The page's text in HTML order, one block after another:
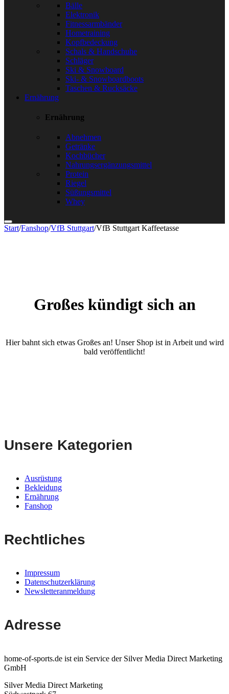
Bälle
Elektronik
Fitnessarmbänder
Hometraining
Kopfbedeckung
Schals & Handschuhe
Schläger
Ski & Snowboard
Ski- & Snowboardboots
Taschen & Rucksäcke
Ernährung
Ernährung
Abnehmen
Getränke
Kochbücher
Nahrungsergänzungsmittel
Protein
Riegel
Süßungsmittel
Whey
Start/Fanshop/VfB Stuttgart/VfB Stuttgart Kaffeetasse
Großes kündigt sich an
Hier bahnt sich etwas Großes an! Unser Shop ist in Arbeit und wird
bald veröffentlicht!
Unsere Kategorien
Ausrüstung
Bekleidung
Ernährung
Fanshop
Rechtliches
Impressum
Datenschutzerklärung
Newsletteranmeldung
Adresse
home-of-sports.de ist ein Service der Silver Media Direct Marketing
GmbH
Silver Media Direct Marketing